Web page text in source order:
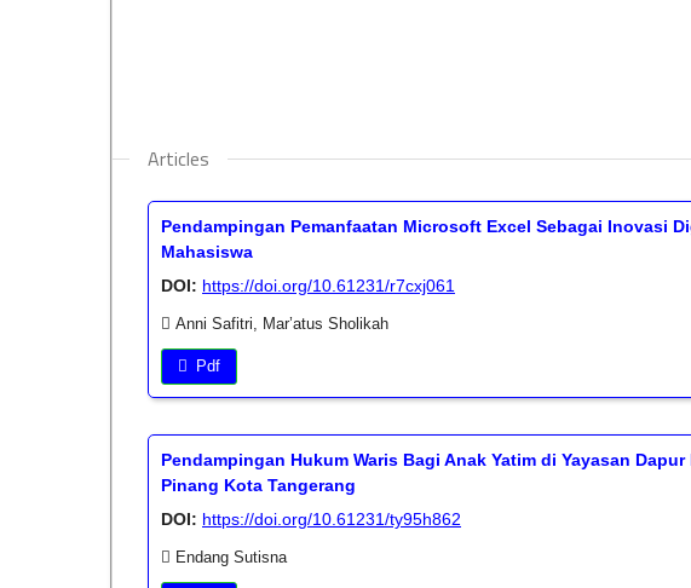
Articles
Pendampingan Pemanfaatan Microsoft Excel Sebagai Inovasi
Mahasiswa
DOI: https://doi.org/10.61231/r7cxj061
Anni Safitri, Mar’atus Sholikah
Pdf
Pendampingan Hukum Waris Bagi Anak Yatim di Yayasan
Pinang Kota Tangerang
DOI: https://doi.org/10.61231/ty95h862
Endang Sutisna